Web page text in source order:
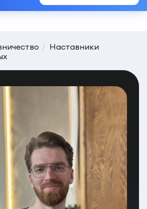
Наставники